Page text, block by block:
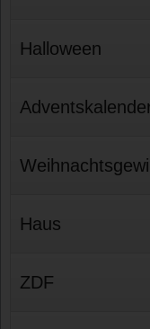
Halloween
Haus
ZDF